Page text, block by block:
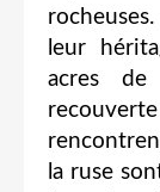
leur
acres de
la ruse